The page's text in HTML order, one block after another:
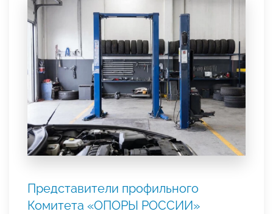
Представители профильного
Комитета «ОПОРЫ РОССИИ»